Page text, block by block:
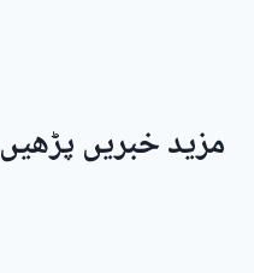
مزید خبریں پڑھیں